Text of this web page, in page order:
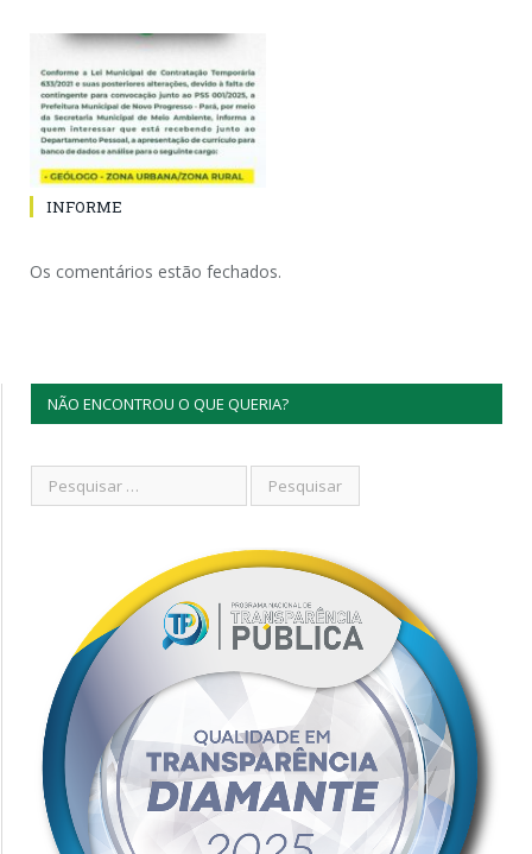
INFORME
Os comentários estão fechados.
NÃO ENCONTROU O QUE QUERIA?